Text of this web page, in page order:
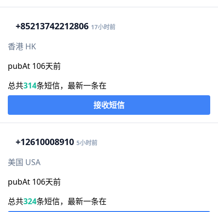
+85213742212806 17小时前
香港 HK
pubAt 106天前
总共314条短信，最新一条在
接收短信
+12610008910 5小时前
美国 USA
pubAt 106天前
总共324条短信，最新一条在